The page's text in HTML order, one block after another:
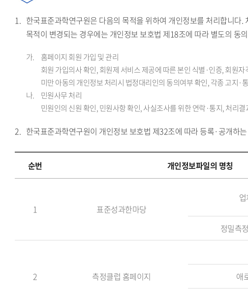
한국표준과학연구원은 다음의 목적을 위하여 개인정보를 처리합니
목적이 변경되는 경우에는 개인정보 보호법 제18조에 따라 별도의 동
홈페이지 회원 가입 및 관리
회원 가입의사 확인, 회원제 서비스 제공에 따른 본인 식별·인증, 회원
미만 아동의 개인정보 처리시 법정대리인의 동의여부 확인, 각종 고지·
민원사무 처리
민원인의 신원 확인, 민원사항 확인, 사실조사를 위한 연락·통지, 처리
한국표준과학연구원이 개인정보 보호법 제32조에 따라 등록·공개하
정
순번 개인정보파일의 명칭
1 표준성과한마당
정밀측
2 측정클럽 홈페이지 애